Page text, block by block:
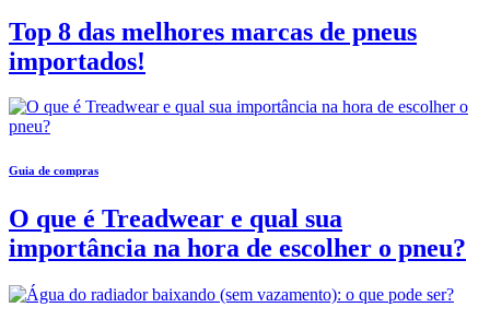
Top 8 das melhores marcas de pneus
importados!
Guia de compras
O que é Treadwear e qual sua
importância na hora de escolher o pneu?